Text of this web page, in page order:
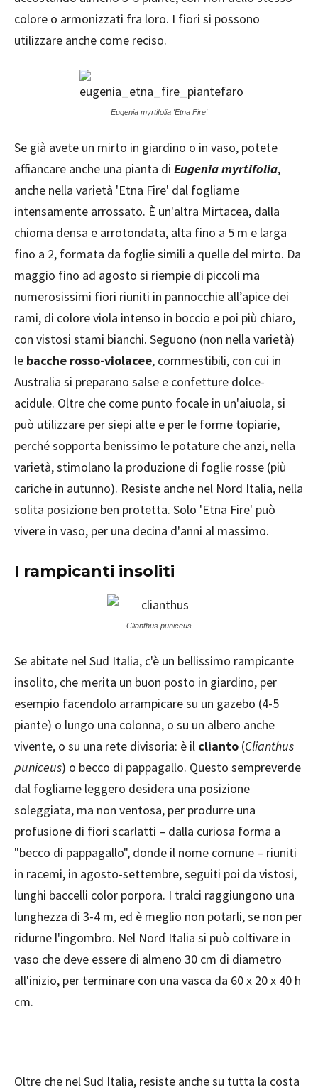
colore o armonizzati fra loro. I fiori si possono
utilizzare anche come reciso.
Eugenia myrtifolia 'Etna Fire'
Se già avete un mirto in giardino o in vaso, potete
affiancare anche una pianta di Eugenia myrtifolia,
anche nella varietà 'Etna Fire' dal fogliame
intensamente arrossato. È un'altra Mirtacea, dalla
chioma densa e arrotondata, alta fino a 5 m e larga
fino a 2, formata da foglie simili a quelle del mirto. Da
maggio fino ad agosto si riempie di piccoli ma
numerosissimi fiori riuniti in pannocchie all’apice dei
rami, di colore viola intenso in boccio e poi più chiaro,
con vistosi stami bianchi. Seguono (non nella varietà)
le bacche rosso-violacee, commestibili, con cui in
Australia si preparano salse e confetture dolce-
acidule. Oltre che come punto focale in un'aiuola, si
può utilizzare per siepi alte e per le forme topiarie,
perché sopporta benissimo le potature che anzi, nella
varietà, stimolano la produzione di foglie rosse (più
cariche in autunno). Resiste anche nel Nord Italia, nella
solita posizione ben protetta. Solo 'Etna Fire' può
vivere in vaso, per una decina d'anni al massimo.
I rampicanti insoliti
Clianthus puniceus
Se abitate nel Sud Italia, c'è un bellissimo rampicante
insolito, che merita un buon posto in giardino, per
esempio facendolo arrampicare su un gazebo (4-5
piante) o lungo una colonna, o su un albero anche
vivente, o su una rete divisoria: è il clianto (Clianthus
puniceus) o becco di pappagallo. Questo sempreverde
dal fogliame leggero desidera una posizione
soleggiata, ma non ventosa, per produrre una
profusione di fiori scarlatti – dalla curiosa forma a
"becco di pappagallo", donde il nome comune – riuniti
in racemi, in agosto-settembre, seguiti poi da vistosi,
lunghi baccelli color porpora. I tralci raggiungono una
lunghezza di 3-4 m, ed è meglio non potarli, se non per
ridurne l'ingombro. Nel Nord Italia si può coltivare in
vaso che deve essere di almeno 30 cm di diametro
all'inizio, per terminare con una vasca da 60 x 20 x 40 h
cm.
Oltre che nel Sud Italia, resiste anche su tutta la costa